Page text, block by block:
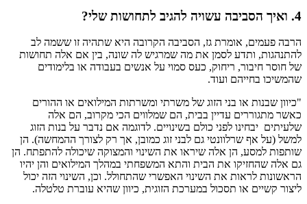
4. ואיך הסביבה עשויה להגיב לתחושות שלי?
הרבה פעמים, אומרת גז, הסביבה הקרובה היא שתהיה זו ששמה לב
להתנהגות, ותדע לסמן את מה שמרגיש לה שונה, בין אם אלה תחושות
של חוסר חיבור, ריחוק, כעס סמוי על אנשים בעבודה או בלימודים
שהמשיכו בחייהם ועוד.
"כיוון שבנות או בני הזוג של משרתי ומשרתות המילואים או ההורים
כאשר מתגוררים עדיין בבית, הם שמלווים הכי מקרוב, הם אלה
שלעיתים יבחינו לפני כולם בשינויים. לדוגמה אם נדבר על בנות הזוג
למשל (על אף שרלוונטי גם לבני זוג כמובן, אך רק לצורך ההמחשה). הן
שותפות למסע, הן אלה שיראו את השינוי והמצוקה שיכולה להתפתח. הן
גם אלה שהחזיקו את הבית והתא המשפחתי במהלך המילואים והן יהיו
הראשונות לראות את השינוי האפשרי שהתחולל. וכן, השינוי הזה יכול
ליצור קשיים או תסכול במערכת הזוגית, כיוון שהיא עוברת טלטלה.